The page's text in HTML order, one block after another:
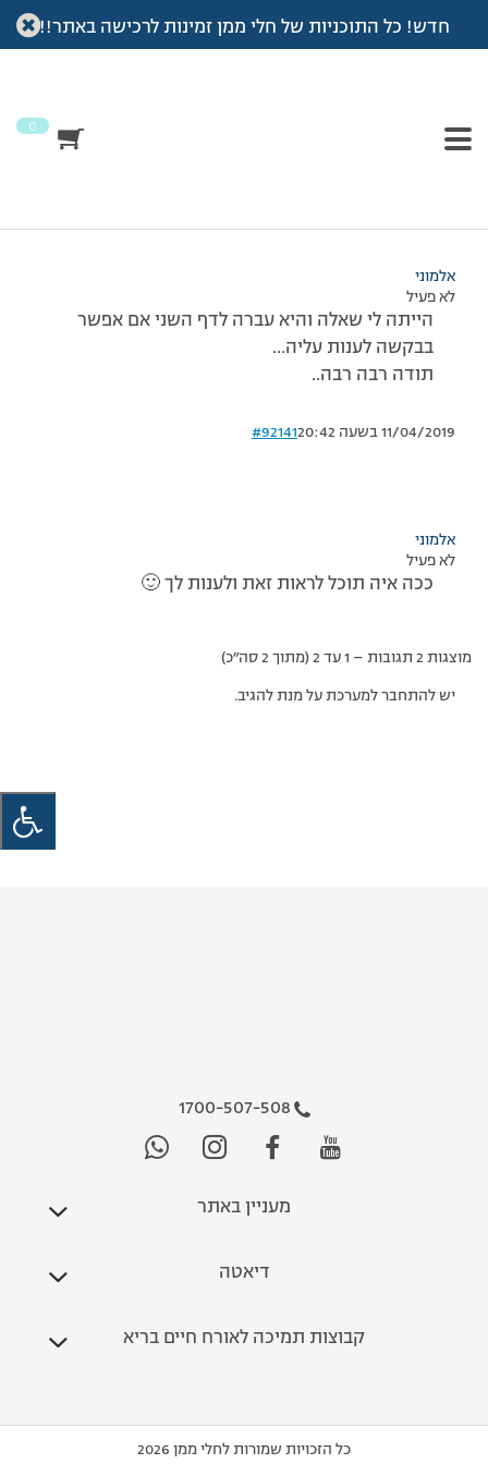
חדש! כל התוכניות של חלי ממן זמינות לרכישה באתר!!
0
עמוד הבית >דיונים>פורום >שאלה
מוצגות 2 תגובות – 1 עד 2 (מתוך 2 סה״כ)
אלמוני
לא פעיל
הייתה לי שאלה והיא עברה לדף השני אם אפשר
בבקשה לענות עליה…
תודה רבה רבה..
11/04/2019 בשעה 20:42 #92141
אלמוני
לא פעיל
ככה איה תוכל לראות זאת ולענות לך 🙂
מוצגות 2 תגובות – 1 עד 2 (מתוך 2 סה״כ)
יש להתחבר למערכת על מנת להגיב.
1700-507-508
מעניין באתר
דיאטה
קבוצות תמיכה לאורח חיים בריא
כל הזכויות שמורות לחלי ממן 2026